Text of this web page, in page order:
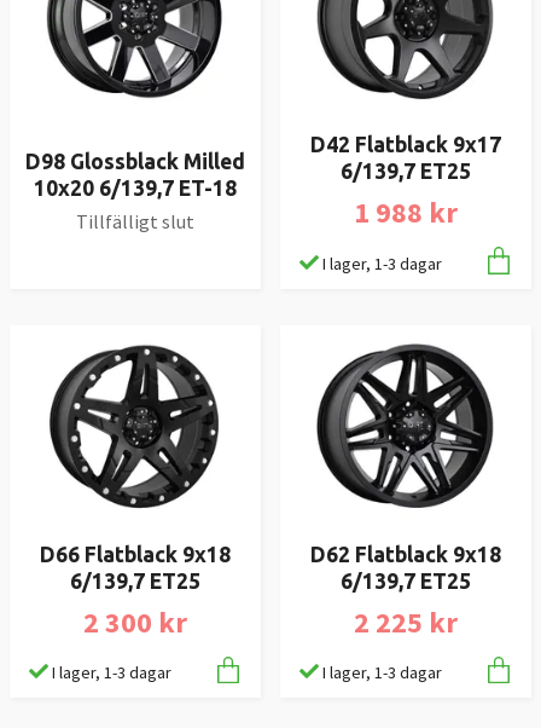
D98 Glossblack Milled
10x20 6/139,7 ET-18
Tillfälligt slut
D42 Flatblack 9x17
6/139,7 ET25
1 988 kr
I lager, 1-3 dagar
D66 Flatblack 9x18
6/139,7 ET25
2 300 kr
I lager, 1-3 dagar
D62 Flatblack 9x18
6/139,7 ET25
2 225 kr
I lager, 1-3 dagar